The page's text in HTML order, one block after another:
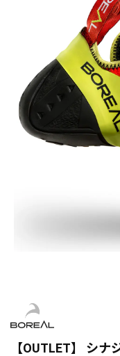
【OUTLET】 シナ